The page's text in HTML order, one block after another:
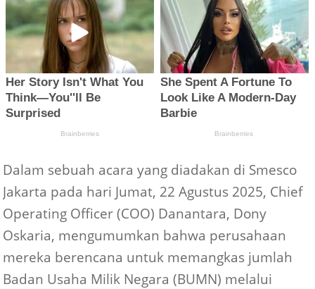
Dalam sebuah acara yang diadakan di Smesco
Jakarta pada hari Jumat, 22 Agustus 2025, Chief
Operating Officer (COO) Danantara, Dony
Oskaria, mengumumkan bahwa perusahaan
mereka berencana untuk memangkas jumlah
Badan Usaha Milik Negara (BUMN) melalui